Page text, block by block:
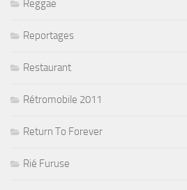
Reggae
Reportages
Restaurant
Rétromobile 2011
Return To Forever
Rié Furuse